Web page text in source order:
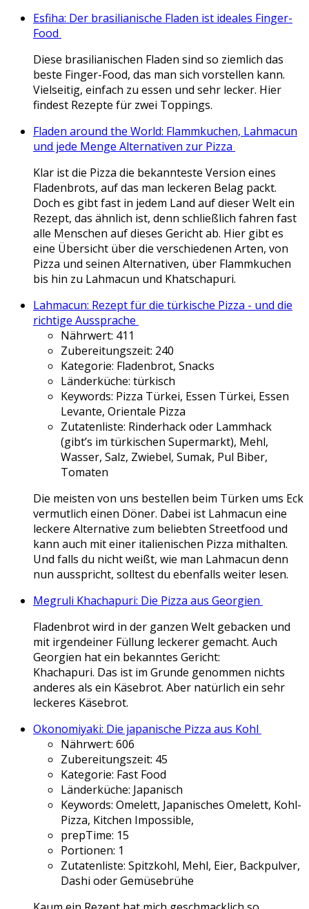
Esfiha: Der brasilianische Fladen ist ideales Finger-
Food
Diese brasilianischen Fladen sind so ziemlich das
beste Finger-Food, das man sich vorstellen kann.
Vielseitig, einfach zu essen und sehr lecker. Hier
findest Rezepte für zwei Toppings.
Fladen around the World: Flammkuchen, Lahmacun
und jede Menge Alternativen zur Pizza
Klar ist die Pizza die bekannteste Version eines
Fladenbrots, auf das man leckeren Belag packt.
Doch es gibt fast in jedem Land auf dieser Welt ein
Rezept, das ähnlich ist, denn schließlich fahren fast
alle Menschen auf dieses Gericht ab. Hier gibt es
eine Übersicht über die verschiedenen Arten, von
Pizza und seinen Alternativen, über Flammkuchen
bis hin zu Lahmacun und Khatschapuri.
Lahmacun: Rezept für die türkische Pizza - und die
richtige Aussprache
Nährwert: 411
Zubereitungszeit: 240
Kategorie: Fladenbrot, Snacks
Länderküche: türkisch
Keywords: Pizza Türkei, Essen Türkei, Essen
Levante, Orientale Pizza
Zutatenliste: Rinderhack oder Lammhack
(gibt’s im türkischen Supermarkt), Mehl,
Wasser, Salz, Zwiebel, Sumak, Pul Biber,
Tomaten
Die meisten von uns bestellen beim Türken ums Eck
vermutlich einen Döner. Dabei ist Lahmacun eine
leckere Alternative zum beliebten Streetfood und
kann auch mit einer italienischen Pizza mithalten.
Und falls du nicht weißt, wie man Lahmacun denn
nun ausspricht, solltest du ebenfalls weiter lesen.
Megruli Khachapuri: Die Pizza aus Georgien
Fladenbrot wird in der ganzen Welt gebacken und
mit irgendeiner Füllung leckerer gemacht. Auch
Georgien hat ein bekanntes Gericht:
Khachapuri. Das ist im Grunde genommen nichts
anderes als ein Käsebrot. Aber natürlich ein sehr
leckeres Käsebrot.
Okonomiyaki: Die japanische Pizza aus Kohl
Nährwert: 606
Zubereitungszeit: 45
Kategorie: Fast Food
Länderküche: Japanisch
Keywords: Omelett, Japanisches Omelett, Kohl-
Pizza, Kitchen Impossible,
prepTime: 15
Portionen: 1
Zutatenliste: Spitzkohl, Mehl, Eier, Backpulver,
Dashi oder Gemüsebrühe